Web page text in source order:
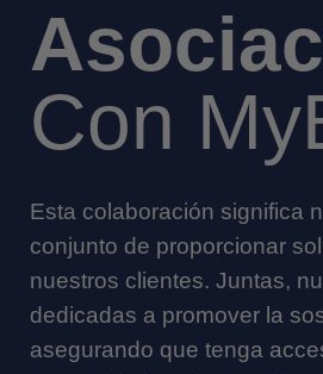
Con
Esta colaboración significa
conjunto de proporcionar
nuestros clientes. Juntas,
dedicadas a promover la
asegurando que tenga